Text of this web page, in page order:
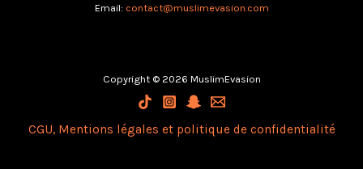
Email: contact@muslimevasion.com
Copyright © 2026 MuslimEvasion
CGU, Mentions légales et politique de confidentialité